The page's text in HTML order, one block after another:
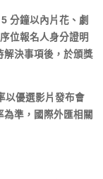
分鐘以內片花、劇
位報名人身分證明
解決事項後，於頒獎
以優選影片發布會
準，國際外匯相關